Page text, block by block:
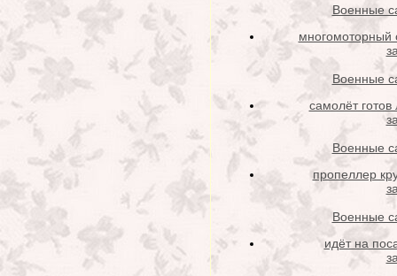
Военные
многомоторный
Военные
самолёт готов
Военные
пропеллер
Военные
идёт на